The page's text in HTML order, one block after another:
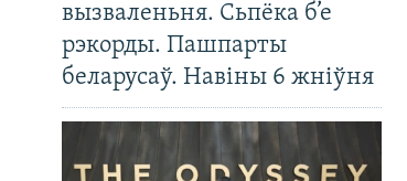
вызваленьня. Сьпёка б’е
рэкорды. Пашпарты
беларусаў. Навіны 6 жніўня